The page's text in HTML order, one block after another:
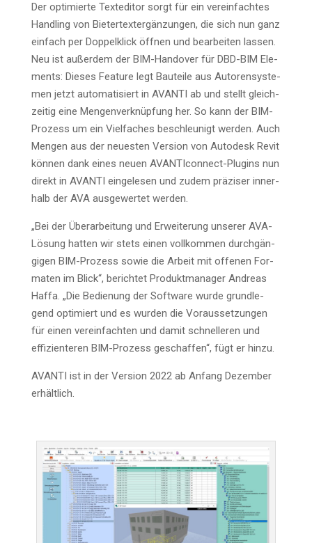
Der opti­mier­te Text­edi­tor sorgt für ein ver­ein­fach­tes
Hand­ling von Biet­ertext­ergän­zun­gen, die sich nun ganz
ein­fach per Dop­pel­klick öff­nen und bear­bei­ten las­sen.
Neu ist außer­dem der BIM-Han­do­ver für DBD-BIM Ele­
ments: Die­ses Fea­ture legt Bau­tei­le aus Autoren­sys­te­
men jetzt auto­ma­ti­siert in AVANTI ab und stellt gleich­
zei­tig eine Men­gen­ver­knüp­fung her. So kann der BIM-
Pro­zess um ein Viel­fa­ches beschleu­nigt wer­den. Auch
Men­gen aus der neu­es­ten Ver­si­on von Auto­desk Revit
kön­nen dank eines neu­en AVAN­TI­con­nect-Plug­ins nun
direkt in AVANTI ein­ge­le­sen und zudem prä­zi­ser inner­
halb der AVA aus­ge­wer­tet werden.
„Bei der Über­ar­bei­tung und Erwei­te­rung unse­rer AVA-
Lösung hat­ten wir stets einen voll­kom­men durch­gän­
gi­gen BIM-Pro­zess sowie die Arbeit mit offe­nen For­
ma­ten im Blick“, berich­tet Pro­dukt­ma­na­ger Andre­as
Haf­fa. „Die Bedie­nung der Soft­ware wur­de grund­le­
gend opti­miert und es wur­den die Vor­aus­set­zun­gen
für einen ver­ein­fach­ten und damit schnel­le­ren und
effi­zi­en­te­ren BIM-Pro­zess geschaf­fen“, fügt er hinzu.
AVANTI ist in der Ver­si­on 2022 ab Anfang Dezem­ber
erhältlich.